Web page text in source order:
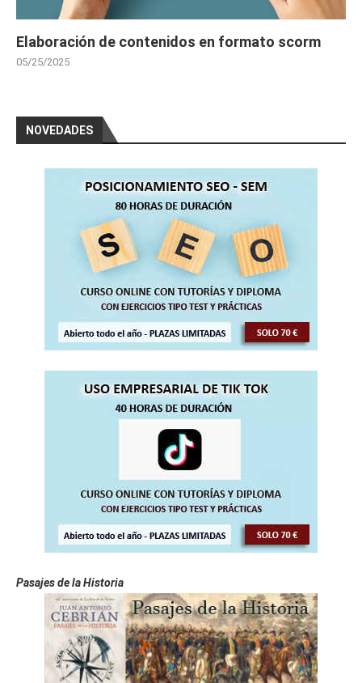
Elaboración de contenidos en formato scorm
05/25/2025
NOVEDADES
Pasajes de la Historia